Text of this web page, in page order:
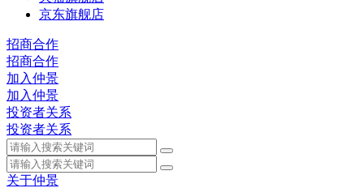
京东旗舰店
招商合作
招商合作
加入仲景
加入仲景
投资者关系
投资者关系
关于仲景